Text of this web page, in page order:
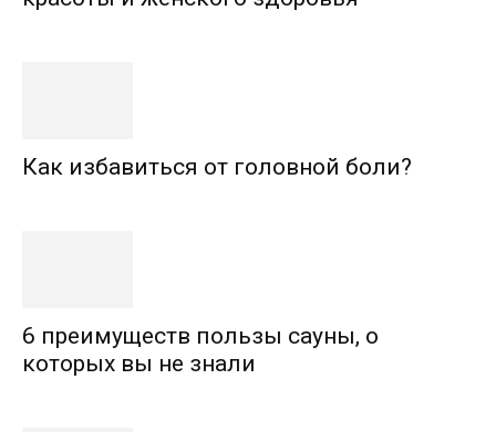
Как избавиться от головной боли?
6 преимуществ пользы сауны, о
которых вы не знали